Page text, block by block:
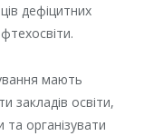
дефіцитних
мають
закладів освіти,
організувати